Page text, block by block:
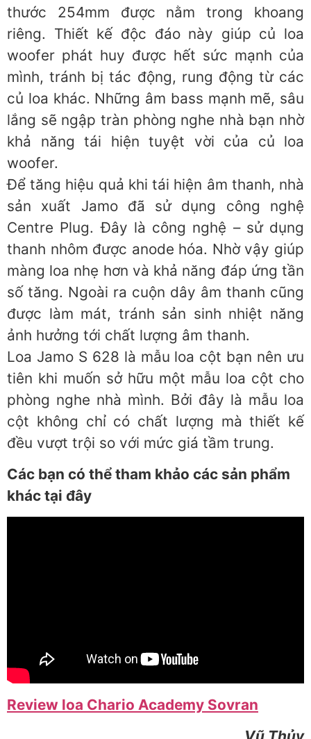
thước 254mm được nằm trong khoang
riêng. Thiết kế độc đáo này giúp củ loa
woofer phát huy được hết sức mạnh của
mình, tránh bị tác động, rung động từ các
củ loa khác. Những âm bass mạnh mẽ, sâu
lắng sẽ ngập tràn phòng nghe nhà bạn nhờ
khả năng tái hiện tuyệt vời của củ loa
woofer.
Để tăng hiệu quả khi tái hiện âm thanh, nhà
sản xuất Jamo đã sử dụng công nghệ
Centre Plug. Đây là công nghệ – sử dụng
thanh nhôm được anode hóa. Nhờ vậy giúp
màng loa nhẹ hơn và khả năng đáp ứng tần
số tăng. Ngoài ra cuộn dây âm thanh cũng
được làm mát, tránh sản sinh nhiệt năng
ảnh hưởng tới chất lượng âm thanh.
Loa Jamo S 628 là mẫu loa cột bạn nên ưu
tiên khi muốn sở hữu một mẫu loa cột cho
phòng nghe nhà mình. Bởi đây là mẫu loa
cột không chỉ có chất lượng mà thiết kế
đều vượt trội so với mức giá tầm trung.
Các bạn có thể tham khảo các sản phẩm
khác tại đây
Review loa Chario Academy Sovran